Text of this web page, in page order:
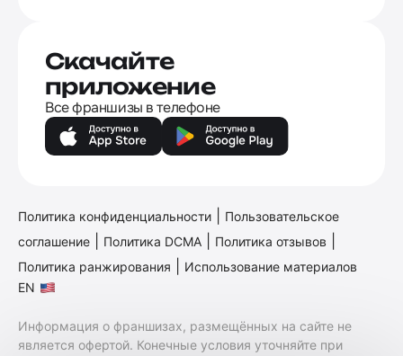
Скачайте
приложение
Все франшизы в телефоне
Политика конфиденциальности
Пользовательское
соглашение
Политика DCMA Политика отзывов
Политика ранжирования
Использование материалов
EN
Информация о франшизах, размещённых на сайте не
является офертой. Конечные условия уточняйте при